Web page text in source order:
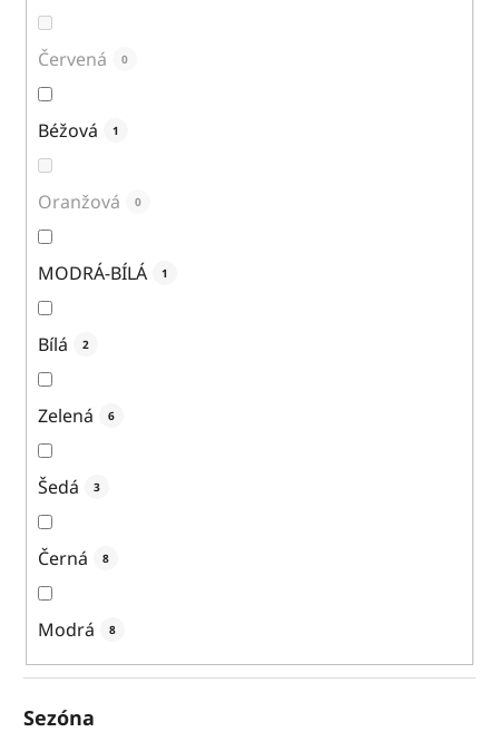
Červená 0
Béžová 1
Oranžová 0
MODRÁ-BÍLÁ 1
Bílá 2
Zelená 6
Šedá 3
Černá 8
Modrá 8
Sezóna